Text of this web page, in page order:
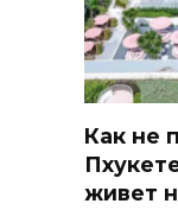
Как не
живет